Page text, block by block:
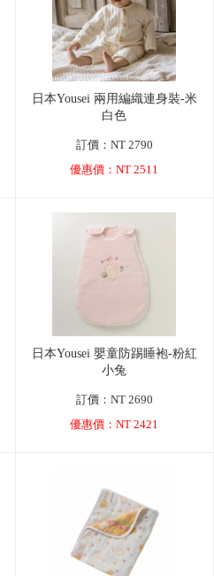
日本Yousei 兩用編織連身裝-米
白色
訂價：NT 2790
優惠價：NT 2511
日本Yousei 嬰童防踢睡袍-粉紅
小兔
訂價：NT 2690
優惠價：NT 2421